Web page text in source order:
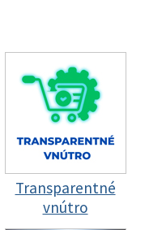
Transparentné
vnútro